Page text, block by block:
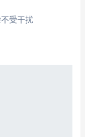
受干扰